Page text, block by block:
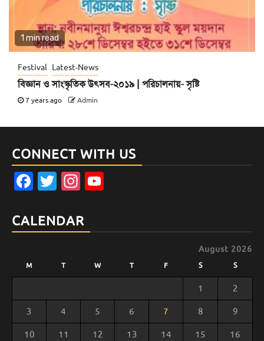
1 min read
Festival Latest-News
বিজ্ঞান ও সাংস্কৃতিক উৎসব-২০১৯ | পরিচালনায়- সৃষ্টি
7 years ago Admin
CONNECT WITH US
Facebook
TwitterInstagram
CALENDAR
August 2026
M T W T F S S
1 2
3 4 5 6 7 8 9
10 11 12 13 14 15 16